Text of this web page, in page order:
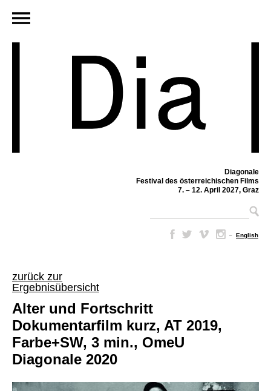
Diagonale
Festival des österreichischen Films
7. – 12. April 2027, Graz
– English
zurück zur
Ergebnisübersicht
Alter und Fortschritt
Dokumentarfilm kurz, AT 2019,
Farbe+SW, 3 min., OmeU
Diagonale 2020